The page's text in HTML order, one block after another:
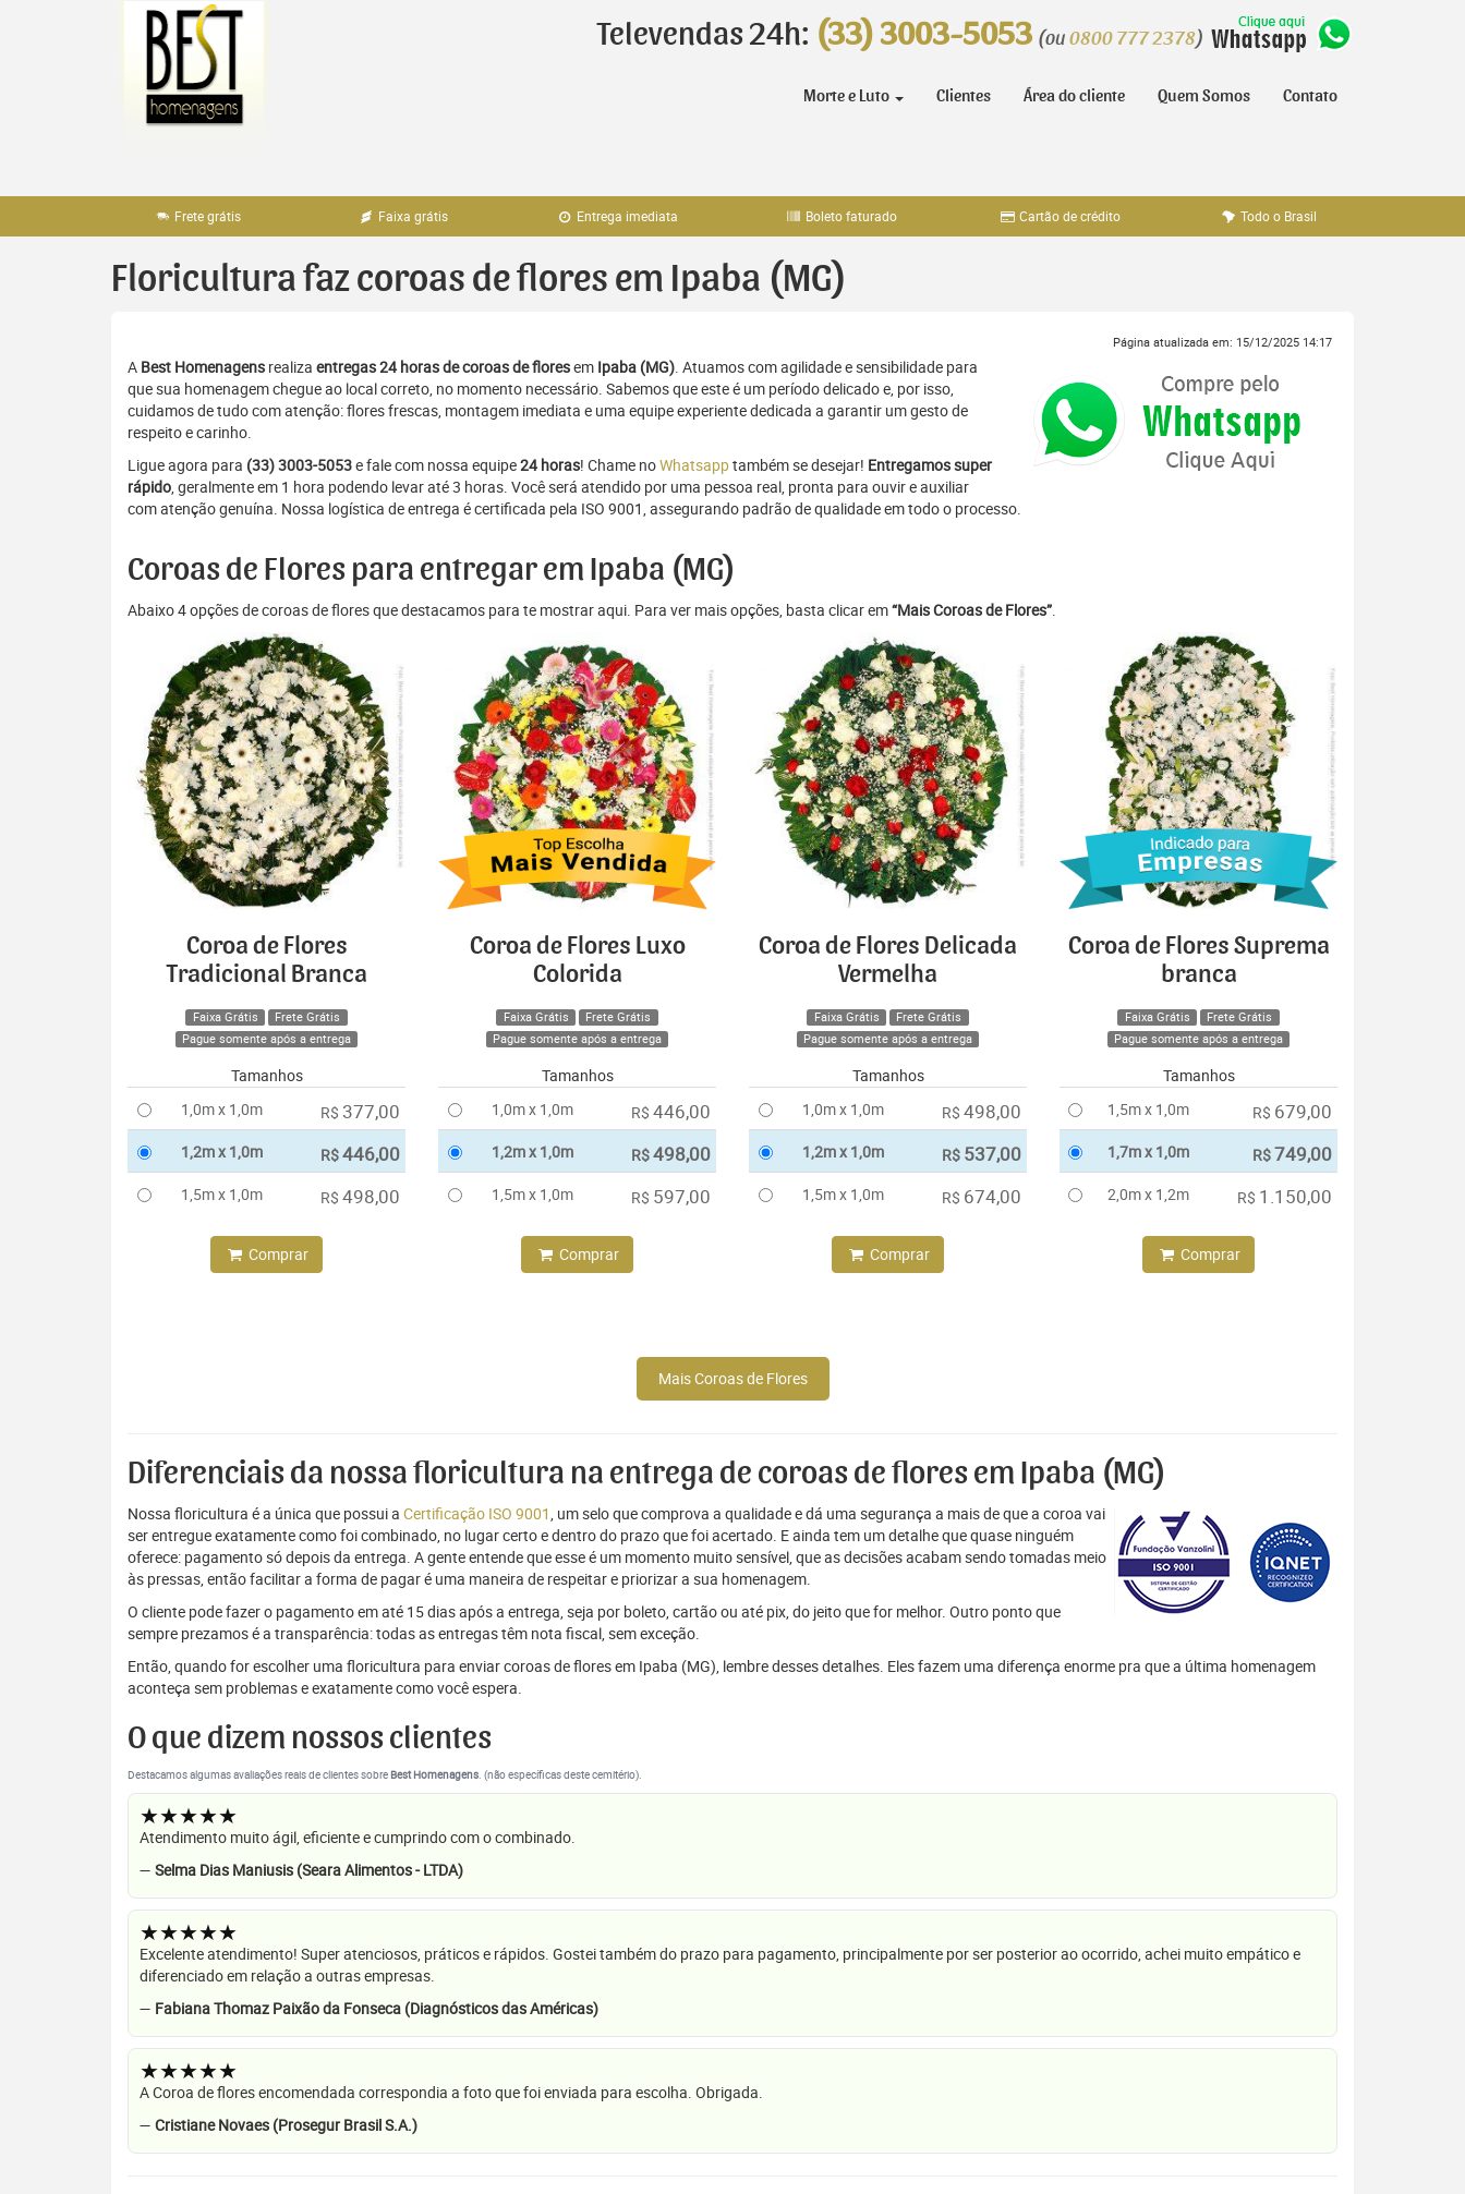
Televendas 24h: (33) 3003-5053 (ou 0800 777 2378)
Morte e Luto Clientes Área do cliente Quem Somos Contato
Frete grátis Faixa grátis Entrega imediata Boleto faturado Cartão de crédito Todo o Brasil
Floricultura faz coroas de flores em Ipaba (MG)
Página atualizada em: 15/12/2025 14:17
A Best Homenagens realiza entregas 24 horas de coroas de floresem Ipaba (MG). Atuamos com agilidade e sensibilidade para
que sua homenagem chegue ao local correto, no momento necessário. Sabemos que este é um período delicado e, por isso,
cuidamos de tudo com atenção: flores frescas, montagem imediata e uma equipe experiente dedicada a garantir um gesto de
respeito e carinho.
Ligue agora para (33) 3003-5053e fale com nossa equipe24 horas! Chame noWhatsapptambém se desejar! Entregamos super
rápido, geralmente em 1 hora podendo levar até 3 horas. Você será atendido por uma pessoa real, pronta para ouvir e auxiliar
com atenção genuína. Nossa logística de entrega é certificada pela ISO 9001, assegurando padrão de qualidade em todo o processo.
Coroas de Flores para entregar em Ipaba (MG)
Abaixo 4 opções de coroas de flores que destacamos para te mostrar aqui. Para ver mais opções, basta clicar em“Mais Coroas de Flores”.
Coroa de Flores
Tradicional Branca
Faixa Grátis
Frete Grátis
Pague somente após a entrega
Tamanhos
1,0m x 1,0m
R$ 377,00
1,2m x 1,0m R$446,00
1,5m x 1,0m R$ 498,00
Comprar
Coroa de Flores Luxo
Colorida
Faixa Grátis
Frete Grátis
Pague somente após a entrega
Tamanhos
1,0m x 1,0m
R$ 446,00
1,2m x 1,0m R$498,00
1,5m x 1,0m R$ 597,00
Comprar
Coroa de Flores Delicada
Vermelha
Faixa Grátis
Frete Grátis
Pague somente após a entrega
Tamanhos
1,0m x 1,0m
R$ 498,00
1,2m x 1,0m R$ 537,00
1,5m x 1,0m R$ 674,00
Comprar
Coroa de Flores Suprema
branca
Faixa Grátis
Frete Grátis
Pague somente após a entrega
Tamanhos
1,5m x 1,0m
R$ 679,00
1,7m x 1,0m R$749,00
2,0m x 1,2m R$ 1.150,00
Comprar
Mais Coroas de Flores
Diferenciais da nossa floricultura na entrega de coroas de flores em Ipaba (MG)
Nossa floricultura é a única que possui a Certificação ISO 9001, um selo que comprova a qualidade e dá uma segurança a mais de que a coroa vai
ser entregue exatamente como foi combinado, no lugar certo e dentro do prazo que foi acertado. E ainda tem um detalhe que quase ninguém
oferece: pagamento só depois da entrega. A gente entende que esse é um momento muito sensível, que as decisões acabam sendo tomadas meio
às pressas, então facilitar a forma de pagar é uma maneira de respeitar e priorizar a sua homenagem.
O cliente pode fazer o pagamento em até 15 dias após a entrega, seja por boleto, cartão ou até pix, do jeito que for melhor. Outro ponto que
sempre prezamos é a transparência: todas as entregas têm nota fiscal, sem exceção.
Então, quando for escolher uma floricultura para enviar coroas de flores em Ipaba (MG), lembre desses detalhes. Eles fazem uma diferença enorme pra que a última homenagem
aconteça sem problemas e exatamente como você espera.
O que dizem nossos clientes
Destacamos algumas avaliações reais de clientes sobreBest Homenagens. (não específicas deste cemitério).
★★★★★
Atendimento muito ágil, eficiente e cumprindo com o combinado.
— Selma Dias Maniusis (Seara Alimentos - LTDA)
★★★★★
Excelente atendimento! Super atenciosos, práticos e rápidos. Gostei também do prazo para pagamento, principalmente por ser posterior ao ocorrido, achei muito empático e
diferenciado em relação a outras empresas.
— Fabiana Thomaz Paixão da Fonseca (Diagnósticos das Américas)
★★★★★
A Coroa de flores encomendada correspondia a foto que foi enviada para escolha. Obrigada.
— Cristiane Novaes (Prosegur Brasil S.A.)